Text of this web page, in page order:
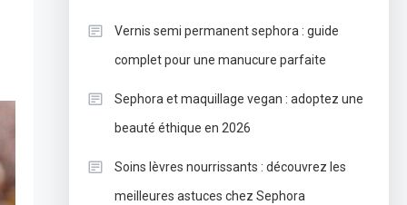
Vernis semi permanent sephora : guide
complet pour une manucure parfaite
Sephora et maquillage vegan : adoptez une
beauté éthique en 2026
Soins lèvres nourrissants : découvrez les
meilleures astuces chez Sephora